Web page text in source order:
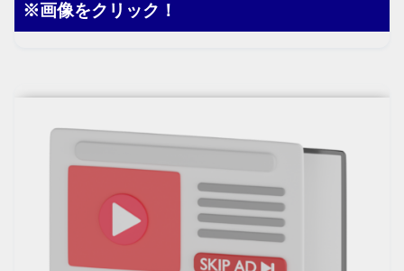
※画像をクリック！